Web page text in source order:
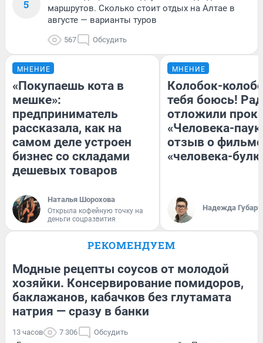
5
маршрутов. Сколько стоит отдых на Алтае в
августе — варианты туров
567 Обсудить
МНЕНИЕ
«Покупаешь кота в
мешке»:
предприниматель
рассказала, как на
самом деле устроен
бизнес со складами
дешевых товаров
Наталья Шорохова
Открыла кофейную точку на
деньги соцразвития
МНЕНИЕ
Колобок-
тебя боюсь!
отложили
«Человека-
отзыв о
«человека-
Надежда Губарь
РЕКОМЕНДУЕМ
Модные рецепты соусов от молодой
хозяйки. Консервирование помидоров,
баклажанов, кабачков без глутамата
натрия — сразу в банки
13 часов 7 306 Обсудить